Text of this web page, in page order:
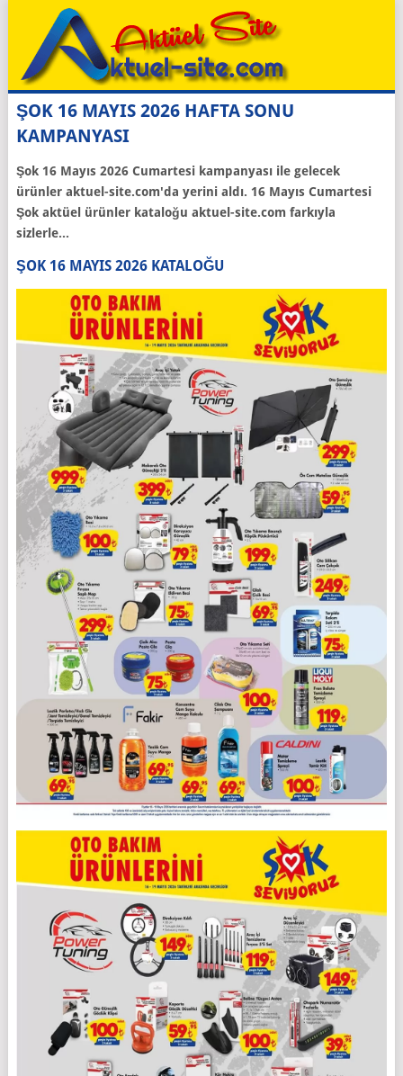
ŞOK 16 MAYIS 2026 HAFTA SONU
KAMPANYASI
Şok 16 Mayıs 2026 Cumartesi kampanyası ile gelecek
ürünler aktuel-site.com'da yerini aldı. 16 Mayıs Cumartesi
Şok aktüel ürünler kataloğu aktuel-site.com farkıyla
sizlerle...
ŞOK 16 MAYIS 2026 KATALOĞU